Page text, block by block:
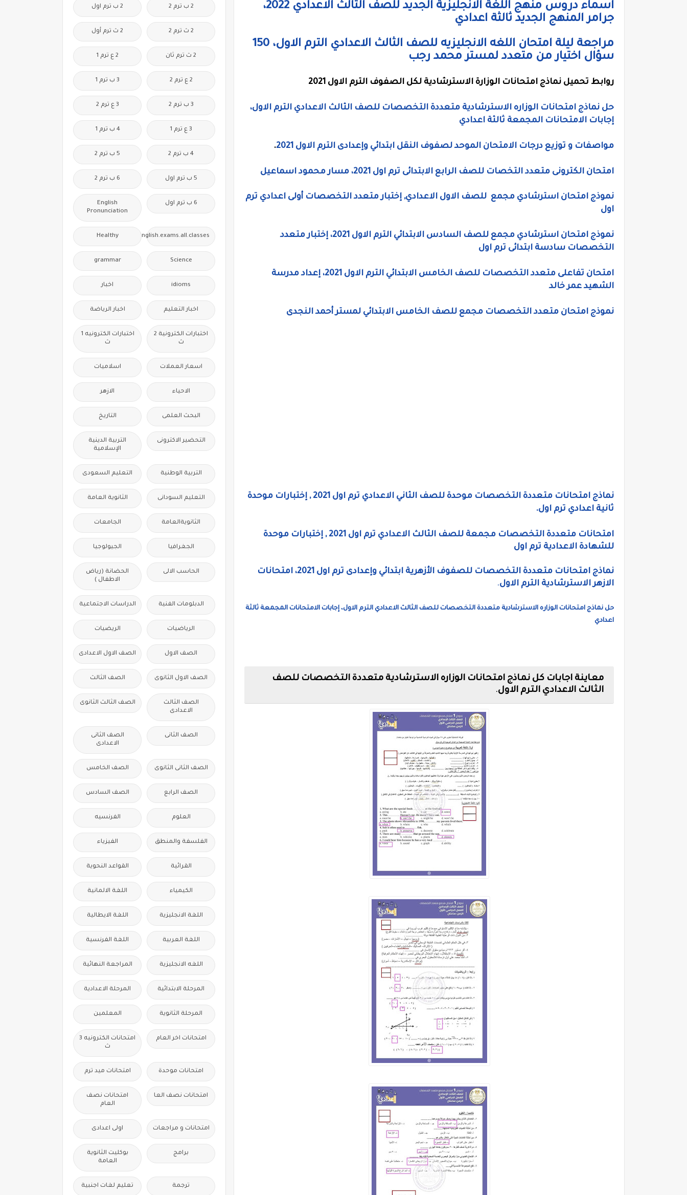
اسماء دروس منهج اللغة الانجليزية الجديد للصف الثالث الاعدادي 2022،
جرامر المنهج الجديد ثالثة اعدادي
مراجعة ليلة امتحان اللغه الانجليزيه للصف الثالث الاعدادي الترم الاول، 150
سؤال اختيار من متعدد لمستر محمد رجب
روابط تحميل نماذج امتحانات الوزارة الاسترشادية لكل الصفوف الترم الاول 2021
حل نماذج امتحانات الوزاره الاسترشادية متعددة التخصصات للصف الثالث الاعدادي الترم الاول،
إجابات الامتحانات المجمعة ثالثة اعدادي
مواصفات و توزيع درجات الامتحان الموحد لصفوف النقل ابتدائي وإعدادى الترم الاول 2021 .
امتحان الكترونى متعدد التخصات للصف الرابع الابتدائى ترم اول 2021، مسار محمود اسماعيل
نموذج امتحان استرشادي مجمع للصف الاول الاعدادي, إختبار متعدد التخصصات أولى اعدادي ترم
اول
نموذج امتحان استرشادي مجمع للصف السادس الابتدائي الترم الاول 2021، إختبار متعدد
التخصصات سادسة ابتدائى ترم اول
امتحان تفاعلى متعدد التخصصات للصف الخامس الابتدائي الترم الاول 2021، إعداد مدرسة
الشهيد عمر خالد
نموذج امتحان متعدد التخصصات مجمع للصف الخامس الابتدائي لمستر أحمد النجدى
نماذج امتحانات متعددة التخصصات موحدة للصف الثاني الاعدادي ترم اول 2021 , إختبارات موحدة
ثانية اعدادي ترم اول.
امتحانات متعددة التخصصات مجمعة للصف الثالث الاعدادي ترم اول 2021 , إختبارات موحدة
للشهادة الاعدادية ترم اول
نماذج امتحانات متعددة التخصصات للصفوف الأزهرية ابتدائي وإعدادى ترم اول 2021، امتحانات
الازهر الاسترشادية الترم الاول.
حل نماذج امتحانات الوزاره الاسترشادية متعددة التخصصات للصف الثالث الاعدادي الترم الاول، إجابات الامتحانات المجمعة ثالثة
اعدادي
معاينة اجابات كل نماذج امتحانات الوزاره الاسترشادية متعددة التخصصات للصف
الثالث الاعدادي الترم الاول.
2 ب ترم 2 2 ب ترم اول
2 ث ترم 2 2 ث ترم أول
2 ث ترم ثان 2 ع ترم 1
2 ع ترم 2 3 ب ترم 1
3 ب ترم 2 3 ع ترم 2
3 ع ترم 1 4 ب ترم 1
4 ب ترم 2 5 ب ترم 2
5 ب ترم اول 6 ب ترم 2
6 ب ترم اول
English
Pronunciation
Free.English.exams.all.classes
Healthy
Science
grammar
idioms اخبار
اخبار التعليم اخبار الرياضة
اختبارات الكترونية 2
ث
اختبارات الكترونيه 1
ث
اسعار العملات اسلاميات
الاحياء الازهر
البحث العلمى التاريخ
التحضير الاكترونى
التربية الدينية
الإسلامية
التربية الوطنية التعليم السعودى
التعليم السودانى الثانوية العامة
الثانويةالعامة الجامعات
الجغرافيا الجيولوجيا
الحاسب الالى
الحضانة (رياض
الاطفال )
الدبلومات الفنية الدراسات الاجتماعية
الرياضيات الريضيات
الصف الاول الصف الاول الاعدادى
الصف الاول الثانوى الصف الثالث
الصف الثالث
الاعدادى
الصف الثالث الثانوى
الصف الثانى
الصف الثانى
الاعدادى
الصف الثانى الثانوى الصف الخامس
الصف الرابع الصف السادس
العلوم الفرنسيه
الفلسفة والمنطق الفيزياء
القرائية القواعد النحوية
الكيمياء اللغة الالمانية
اللغة الانجليزية اللغة الايطالية
اللغة العربية اللغة الفرنسية
اللغه الانجليزية المراجعة النهائية
المرحلة الابتدائية المرحلة الاعدادية
المرحلة الثانوية المعلمين
امتحانات اخر العام
امتحانات الكترونيه 3
ث
امتحانات موحدة امتحانات ميد ترم
امتحانات نصف العا
امتحانات نصف
العام
امتحانات و مراجعات اولى اعدادى
برامج
بوكليت الثانوية
العامة
ترجمة تعليم لغات اجنبية